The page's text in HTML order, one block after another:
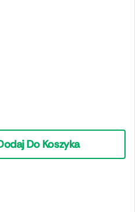
Do Koszyka